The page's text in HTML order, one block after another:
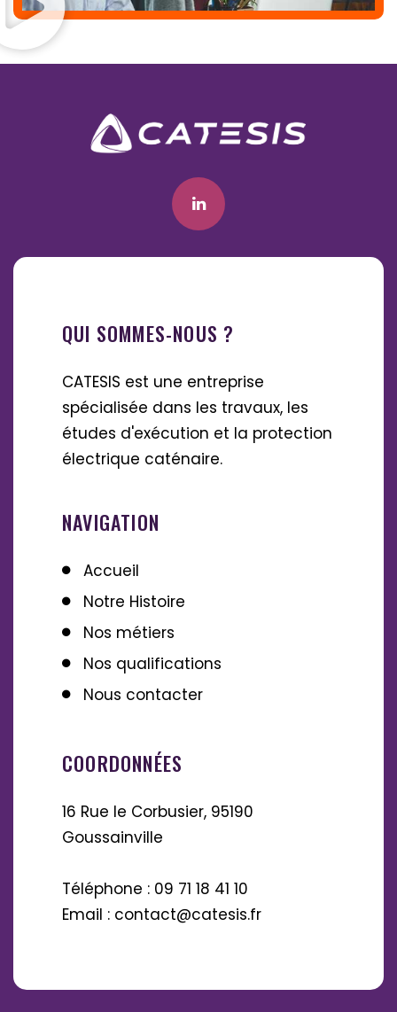
QUI SOMMES-NOUS ?
CATESIS est une entreprise
spécialisée dans les travaux, les
études d'exécution et la protection
électrique caténaire.
NAVIGATION
Accueil
Notre Histoire
Nos métiers
Nos qualifications
Nous contacter
COORDONNÉES
16 Rue le Corbusier, 95190
Goussainville
Téléphone : 09 71 18 41 10
Email : contact@catesis.fr